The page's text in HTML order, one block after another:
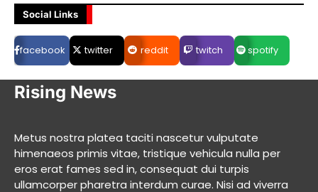
Social Links
facebook twitter reddit twitch spotify
Rising News
Metus nostra platea taciti nascetur vulputate
himenaeos primis vitae, tristique vehicula nulla per
eros erat fames sed in, consequat dui turpis
ullamcorper pharetra interdum curae. Nisi ad viverra